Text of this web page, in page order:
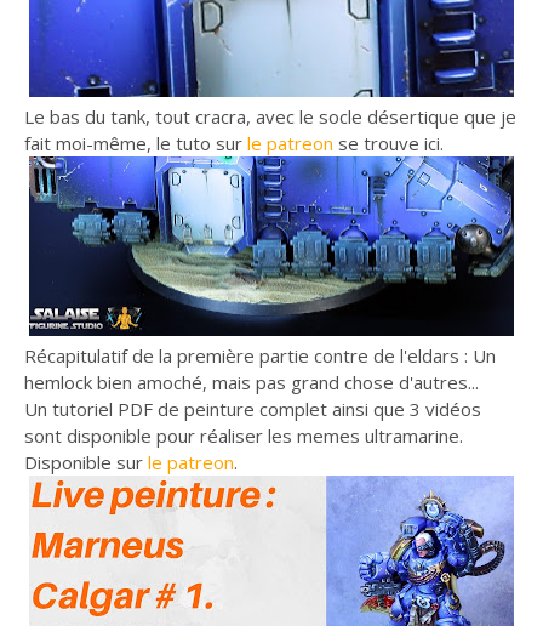
Le bas du tank, tout cracra, avec le socle désertique que je
fait moi-même, le tuto sur le patreon se trouve ici.
Récapitulatif de la première partie contre de l'eldars : Un
hemlock bien amoché, mais pas grand chose d'autres...
Un tutoriel PDF de peinture complet ainsi que 3 vidéos
sont disponible pour réaliser les memes ultramarine.
Disponible sur le patreon.